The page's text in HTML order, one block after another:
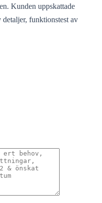
Kunden uppskattade
detaljer, funktionstest av